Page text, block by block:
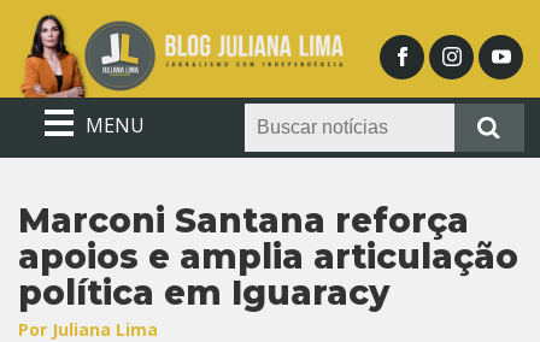
MENU
Marconi Santana reforça
apoios e amplia articulação
política em Iguaracy
Por Juliana Lima